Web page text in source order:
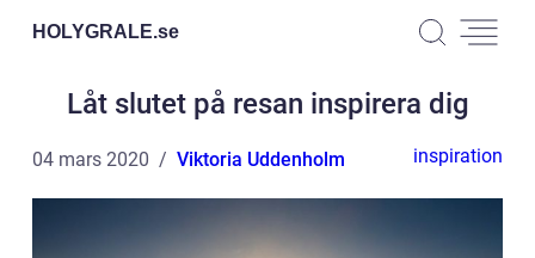
HOLYGRALE.se
Låt slutet på resan inspirera dig
04 mars 2020 Viktoria Uddenholm inspiration